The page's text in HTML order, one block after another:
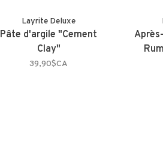
Layrite Deluxe
Pâte d'argile "Cement
Clay"
39,90$CA